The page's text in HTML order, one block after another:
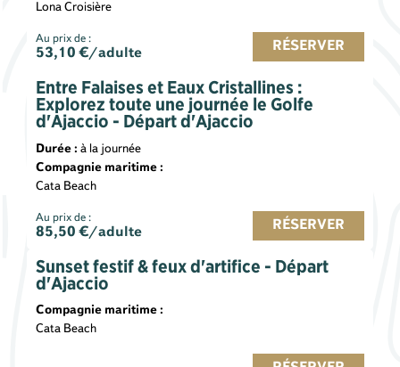
Au prix de :
53,10 €/adulte
Lona Croisière
RÉSERVER
Entre Falaises et Eaux Cristallines :
Explorez toute une journée le Golfe
d'Ajaccio - Départ d'Ajaccio
Au prix de :
85,50 €/adulte
Durée : à la journée
Compagnie maritime :
Cata Beach
RÉSERVER
Sunset festif & feux d'artifice - Départ
d'Ajaccio
Compagnie maritime :
Cata Beach